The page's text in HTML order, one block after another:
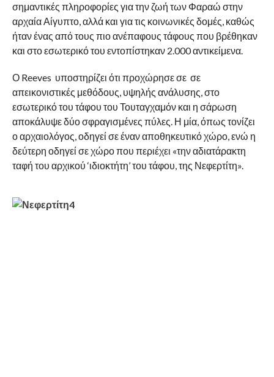
σημαντικές πληροφορίες για την ζωή των Φαραώ στην
αρχαία Αίγυπτο, αλλά και για τις κοινωνικές δομές, καθώς
ήταν ένας από τους πιο ανέπαφους τάφους που βρέθηκαν
και στο εσωτερικό του εντοπίστηκαν 2.000 αντικείμενα.
Ο Reeves υποστηρίζει ότι προχώρησε σε σε
απεικονιστικές μεθόδους, υψηλής ανάλυσης, στο
εσωτερικό του τάφου του Τουταγχαμόν και η σάρωση
αποκάλυψε δύο σφραγισμένες πύλες. Η μία, όπως τονίζει
ο αρχαιολόγος, οδηγεί σε έναν αποθηκευτικό χώρο, ενώ η
δεύτερη οδηγεί σε χώρο που περιέχει «την αδιατάρακτη
ταφή του αρχικού ‘ιδιοκτήτη’ του τάφου, της Νεφερτίτη».